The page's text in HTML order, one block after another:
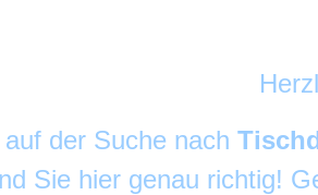
der Suche nach
Sie hier genau richtig!